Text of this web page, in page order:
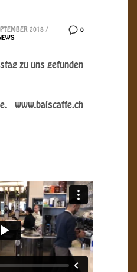
0
2018 /
zu uns gefunden
www.balscaffe.ch